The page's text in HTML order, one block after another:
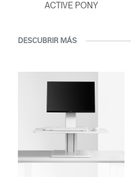
ACTIVE PONY
DESCUBRIR MÁS